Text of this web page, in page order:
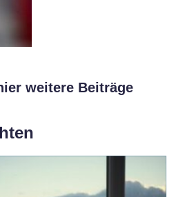
weitere Beiträge